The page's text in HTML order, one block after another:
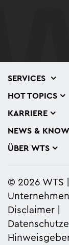
SERVICES
HOT TOPICS
KARRIERE
NEWS &
ÜBER WTS
© 2026 WTS
Disclaimer